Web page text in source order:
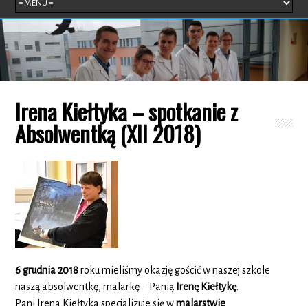
Irena Kiełtyka – spotkanie z
Absolwentką (XII 2018)
6 grudnia 2018roku mieliśmy okazję gościć w naszej szkole
naszą absolwentkę, malarkę – Panią Irenę Kiełtykę.
Pani Irena Kiełtyka specjalizuje się wmalarstwie